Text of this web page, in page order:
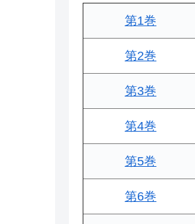
第1巻
第2巻
第3巻
第4巻
第5巻
第6巻